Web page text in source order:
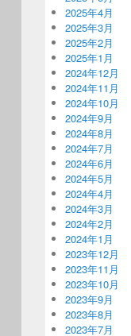
2025年4月
2025年3月
2025年2月
2025年1月
2024年12月
2024年11月
2024年10月
2024年9月
2024年8月
2024年7月
2024年6月
2024年5月
2024年4月
2024年3月
2024年2月
2024年1月
2023年12月
2023年11月
2023年10月
2023年9月
2023年8月
2023年7月